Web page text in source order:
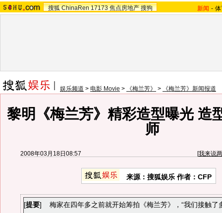
搜狐 ChinaRen 17173 焦点房地产 搜狗 新闻 -
娱乐频道 > 电影 Movie > 《梅兰芳》 > 《梅兰芳》新闻报道
黎明《梅兰芳》精彩造型曝光 造
师
2008年03月18日08:57 [我来说
来源：搜狐娱乐 作者：CFP
[提要] 梅家在四年多之前就开始筹拍《梅兰芳》，“我们接触了